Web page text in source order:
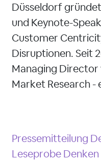
Düsseldorf
und Keynote-
Customer
Disruptionen. Seit
Managing Director
Market Research -
Pressemitteilung
Leseprobe Denken